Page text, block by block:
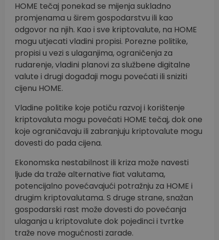
HOME tečaj ponekad se mijenja sukladno
promjenama u širem gospodarstvu ili kao
odgovor na njih. Kao i sve kriptovalute, na HOME
mogu utjecati vladini propisi. Porezne politike,
propisi u vezi s ulaganjima, ograničenja za
rudarenje, vladini planovi za službene digitalne
valute i drugi događaji mogu povećati ili sniziti
cijenu HOME.
Vladine politike koje potiču razvoj i korištenje
kriptovaluta mogu povećati HOME tečaj, dok one
koje ograničavaju ili zabranjuju kriptovalute mogu
dovesti do pada cijena.
Ekonomska nestabilnost ili kriza može navesti
ljude da traže alternative fiat valutama,
potencijalno povećavajući potražnju za HOME i
drugim kriptovalutama. S druge strane, snažan
gospodarski rast može dovesti do povećanja
ulaganja u kriptovalute dok pojedinci i tvrtke
traže nove mogućnosti zarade.